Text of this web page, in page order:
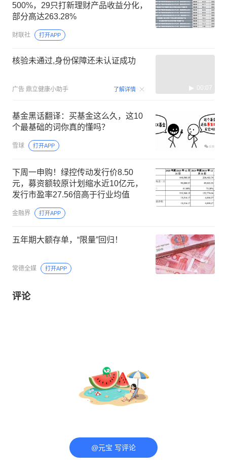
500%，29只打新理财产品收益分化，
部分高达263.28%
财联社 打开APP
核验未通过,身份保障还未认证成功
广告 鼎立健康小助手 了解详情 00:07
基金黑话翻译：买基金这么久，这10
个最基础的词你真的懂吗？
雪球 打开APP
下周一申购！绿控传动发行价8.50
元，募资额较原计划缩水近10亿元，
发行市盈率27.56倍高于行业均值
金融界 打开APP
五年期大额存单，“限量”回归！
常德全媒 打开APP
评论
@元宝 写评论